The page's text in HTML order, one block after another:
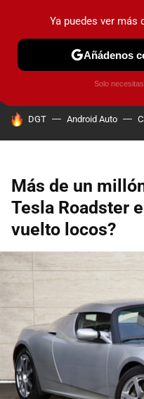
PRUEBAS COCHES
HOY SE HABLA DE
DGT Android Auto
Más de un
Tesla Roadster
vuelto locos?
Ya puedes ver más
Añádenos
Solo